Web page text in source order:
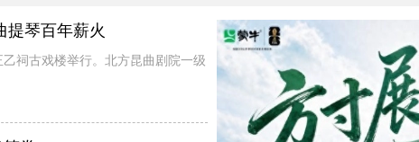
提琴百年薪火
祠古戏楼举行。北方昆曲剧院一级